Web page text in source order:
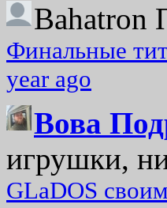
Bahatron
Финальные
year ago
Вова
игрушки, ни
GLaDOS